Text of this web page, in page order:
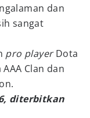
dan
sangat
pro playerDota
Clan dan
diterbitkan